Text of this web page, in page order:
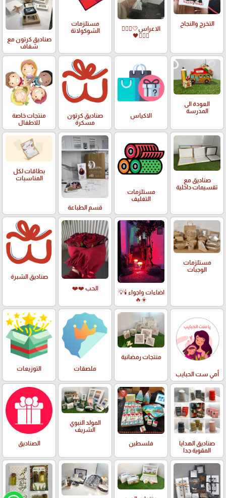
التخرج والنجاح
الاعراس🤍🤵🏻‍♀️
👰🏻‍♀️🖤
مستلزمات
الشوكولاتة
صناديق كرتون مع
شفاف
العودة الى
المدرسة
الاكياس
صناديق كرتون
مسكرة
منتجات خاصة
للاطفال
صناديق مع
تقسيمات داخلية
مستلزمات
التغليف
قسم الطباعة
بطاقات لكل
المناسبات
مستلزمات
الوجبات
اضاءات واجواء 🕯️💡
☀️🔥
الحب ❤️❤️
صناديق الشبرة
أمي ست الحبايب
منتجات رمضانية
ملصقات
التوزيعات
صناديق الهدايا
المقوية جدا
فلسطين
المولد النبوي
الشريف
الصناديق